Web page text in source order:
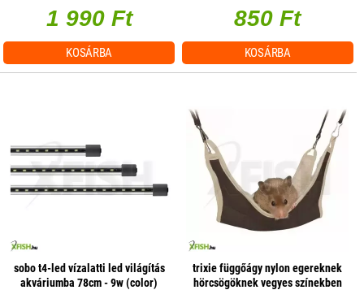
1 990 Ft
KOSÁRBA
850 Ft
KOSÁRBA
sobo t4-led vízalatti led világítás
akváriumba 78cm - 9w (color)
trixie függőágy nylon egereknek
hörcsögöknek vegyes színekben